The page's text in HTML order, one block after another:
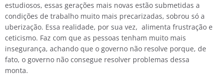
estudiosos, essas gerações mais novas estão submetidas a
condições de trabalho muito mais precarizadas, sobrou só a
uberização. Essa realidade, por sua vez, alimenta frustração e
ceticismo. Faz com que as pessoas tenham muito mais
insegurança, achando que o governo não resolve porque, de
fato, o governo não consegue resolver problemas dessa
monta.